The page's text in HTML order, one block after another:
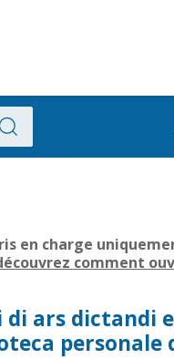
en charge
comment
di ars dictandi
personale